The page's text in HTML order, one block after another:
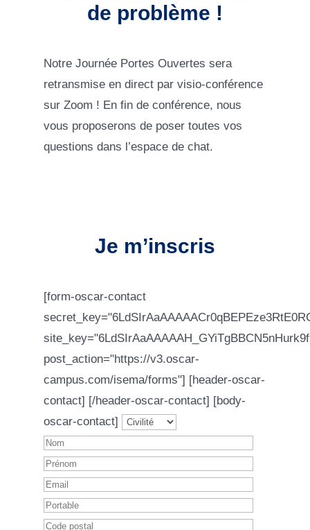
de problème !
Notre Journée Portes Ouvertes sera
retransmise en direct par visio-conférence
sur Zoom ! En fin de conférence, nous
vous proposerons de poser toutes vos
questions dans l’espace de chat.
Je m’inscris
[form-oscar-contact
post_action="https://v3.oscar-
campus.com/isema/forms"] [header-oscar-
contact] [/header-oscar-contact] [body-
oscar-contact]